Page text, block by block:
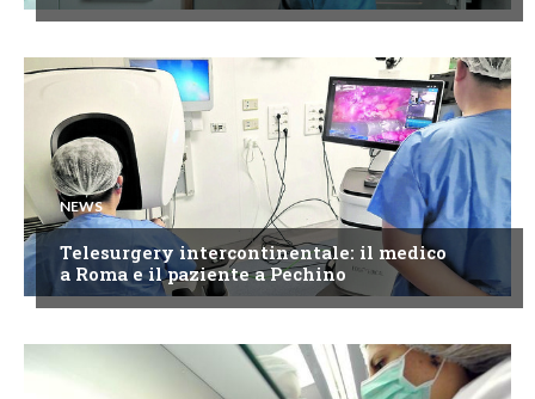
NEWS
Telesurgery intercontinentale: il medico
a Roma e il paziente a Pechino